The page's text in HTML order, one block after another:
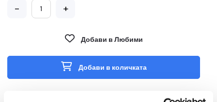
- +
Добави в Любими
Добави в количката